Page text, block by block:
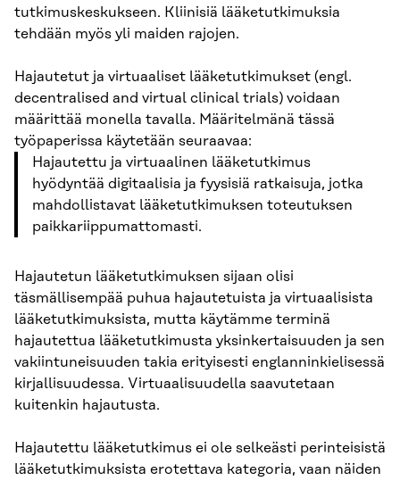
tutkimuskeskukseen. Kliinisiä lääketutkimuksia
tehdään myös yli maiden rajojen.
Hajautetut ja virtuaaliset lääketutkimukset (engl.
decentralised and virtual clinical trials) voidaan
määrittää monella tavalla. Määritelmänä tässä
työpaperissa käytetään seuraavaa:
Hajautettu ja virtuaalinen lääketutkimus
hyödyntää digitaalisia ja fyysisiä ratkaisuja, jotka
mahdollistavat lääketutkimuksen toteutuksen
paikkariippumattomasti.
Hajautetun lääketutkimuksen sijaan olisi
täsmällisempää puhua hajautetuista ja virtuaalisista
lääketutkimuksista, mutta käytämme terminä
hajautettua lääketutkimusta yksinkertaisuuden ja sen
vakiintuneisuuden takia erityisesti englanninkielisessä
kirjallisuudessa. Virtuaalisuudella saavutetaan
kuitenkin hajautusta.
Hajautettu lääketutkimus ei ole selkeästi perinteisistä
lääketutkimuksista erotettava kategoria, vaan näiden